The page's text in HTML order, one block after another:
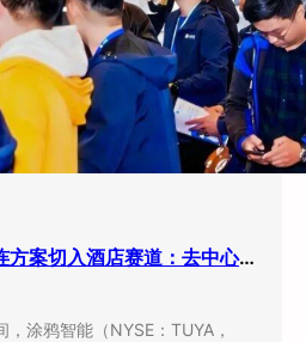
涂鸦智能以AI蓝牙直连方案切入酒店赛道：去中心化架构破解智能化改造三大痛点
涂鸦智能（NYSE：TUYA，